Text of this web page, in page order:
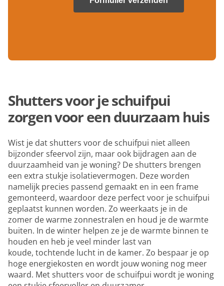
Shutters voor je schuifpui
zorgen voor een duurzaam huis
Wist je dat shutters voor de schuifpui niet alleen
bijzonder sfeervol zijn, maar ook bijdragen aan de
duurzaamheid van je woning? De shutters brengen
een extra stukje isolatievermogen. Deze worden
namelijk precies passend gemaakt en in een frame
gemonteerd, waardoor deze perfect voor je schuifpui
geplaatst kunnen worden. Zo weerkaats je in de
zomer de warme zonnestralen en houd je de warmte
buiten. In de winter helpen ze je de warmte binnen te
houden en heb je veel minder last van
koude, tochtende lucht in de kamer. Zo bespaar je op
hoge energiekosten en wordt jouw woning nog meer
waard. Met shutters voor de schuifpui wordt je woning